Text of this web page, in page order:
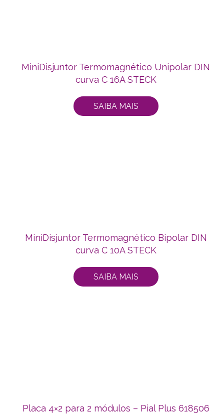
MiniDisjuntor Termomagnético Unipolar DIN
curva C 16A STECK
SAIBA MAIS
MiniDisjuntor Termomagnético Bipolar DIN
curva C 10A STECK
SAIBA MAIS
Placa 4×2 para 2 módulos – Pial Plus 618506